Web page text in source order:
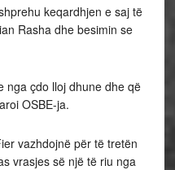
keqardhjen e saj të
Rasha dhe besimin se
nga çdo lloj dhune dhe që
OSBE-ja.
vazhdojnë për të tretën
vrasjes së një të riu nga